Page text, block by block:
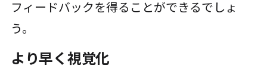
フィードバックを得ることができるでしょ
う。
より早く視覚化